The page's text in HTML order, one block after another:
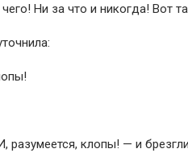
Ни за что и никогда! Вот
разумеется, клопы! — и